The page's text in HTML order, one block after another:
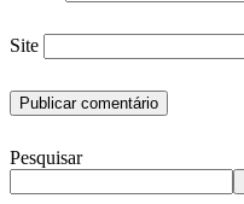
Site
Pesquisar